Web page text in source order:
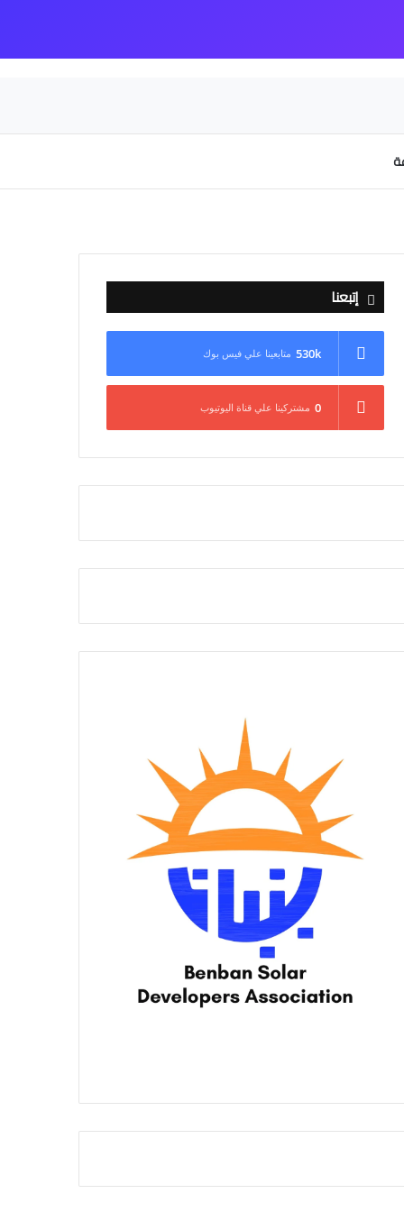
إتبعنا
530k متابعينا علي فيس بوك
0 مشتركينا علي قناة اليوتيوب